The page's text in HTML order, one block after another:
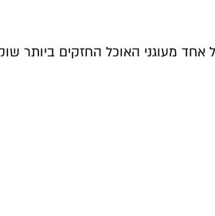
מעוגני האוכל החזקים ביותר